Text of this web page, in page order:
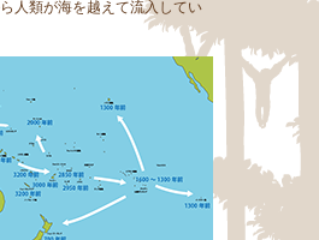
人類が海を越えて流入してい